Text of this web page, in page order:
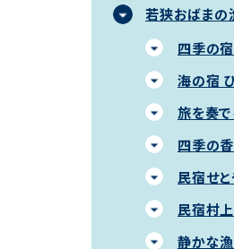
若狭おばま
四季の
海の宿
旅を奏
四季の
民宿せと
民宿村上
静かな